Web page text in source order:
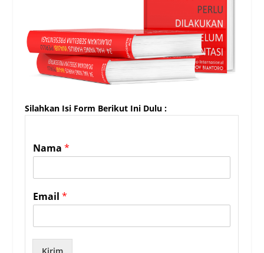
Silahkan Isi Form Berikut Ini Dulu :
Nama*
Email*